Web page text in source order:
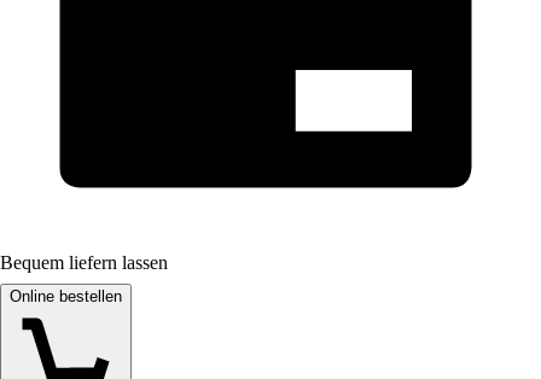
Bequem liefern lassen
Online bestellen